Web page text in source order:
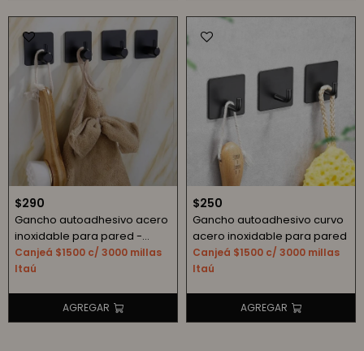
$290
Gancho autoadhesivo acero
inoxidable para pared -
negro
Canjeá $1500 c/ 3000 millas
Itaú
$250
Gancho autoadhesivo curvo
acero inoxidable para pared
Canjeá $1500 c/ 3000 millas
Itaú